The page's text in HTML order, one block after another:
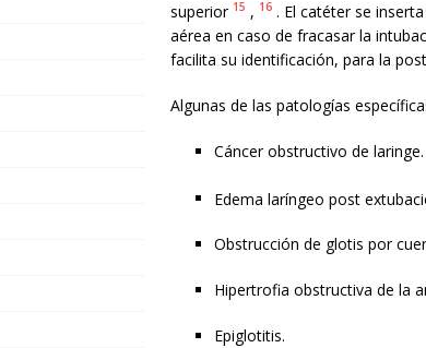
superior 15 , 16 . El catéter se
aérea en caso de fracasar la
facilita su identificación, para la
Algunas de las patologías
Cáncer obstructivo de laringe.
Edema laríngeo post
Obstrucción de glotis por
Hipertrofia obstructiva de la
Epiglotitis.